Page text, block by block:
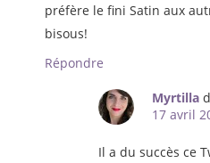
préfère le fini Satin aux
bisous!
Répondre
Myrtilla
17 avril
Il a du succès ce